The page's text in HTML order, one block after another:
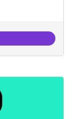
i tradicional